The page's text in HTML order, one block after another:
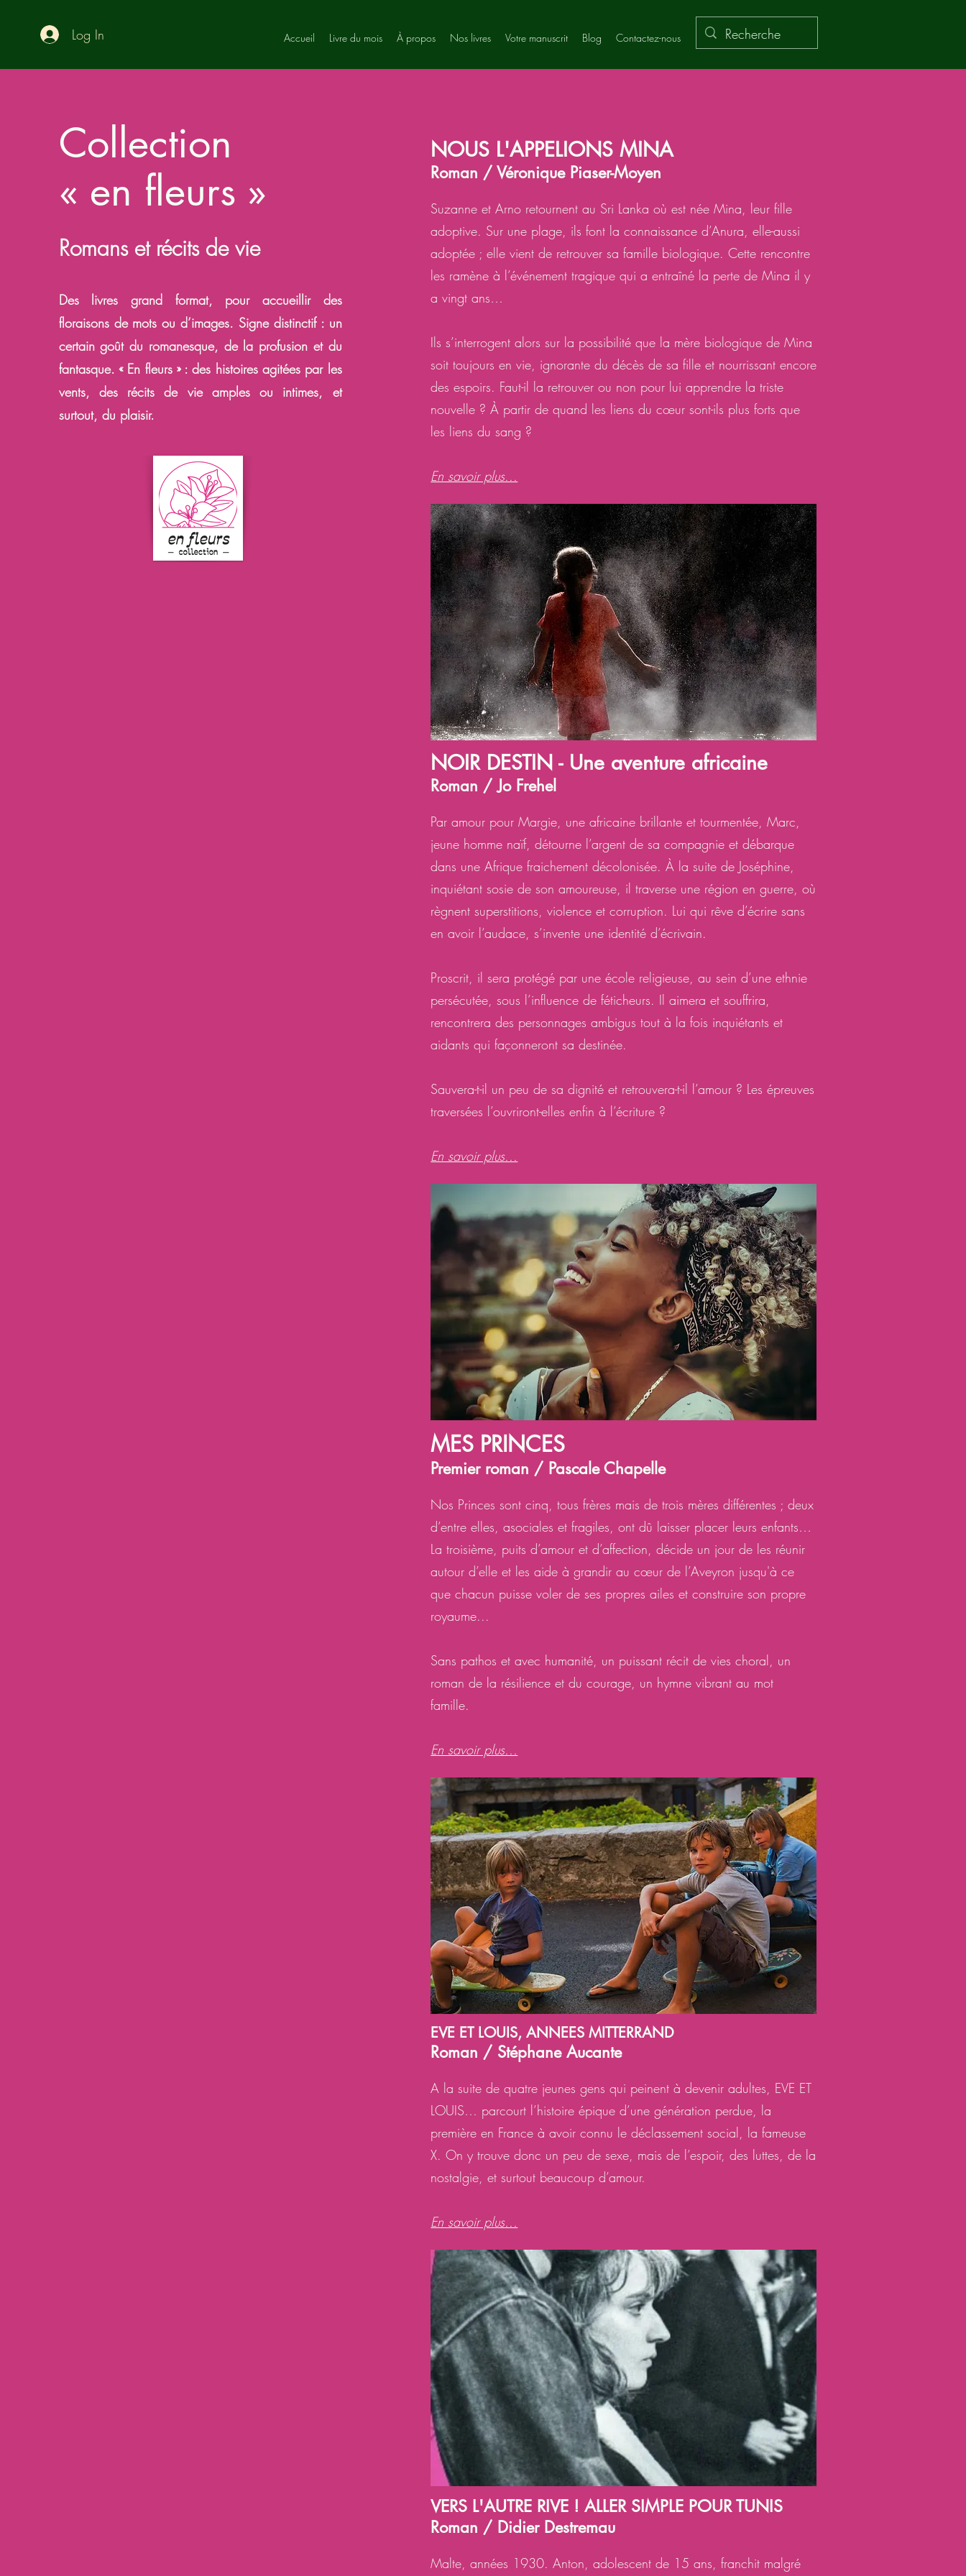
Log In Accueil Livre du mois À propos Nos livres Votre manuscrit Blog Contactez-nous Partager
Collection
« en fleurs »
Romans et récits de vie
Des livres grand format, pour accueillir des
floraisons de mots ou d’images. Signe distinctif : un
certain goût du romanesque, de la profusion et du
fantasque. « En fleurs » : des histoires agitées par les
vents, des récits de vie amples ou intimes, et
surtout, du plaisir.
NOUS L'APPELIONS MINA
Roman / Véronique Piaser-Moyen
Suzanne et Arno retournent au Sri Lanka où est née Mina, leur fille
adoptive. Sur une plage, ils font la connaissance d’Anura, elle-aussi
adoptée ; elle vient de retrouver sa famille biologique. Cette rencontre
les ramène à l’événement tragique qui a entraîné la perte de Mina il y
a vingt ans…
Ils s’interrogent alors sur la possibilité que la mère biologique de Mina
soit toujours en vie, ignorante du décès de sa fille et nourrissant encore
des espoirs. Faut-il la retrouver ou non pour lui apprendre la triste
nouvelle ? À partir de quand les liens du cœur sont-ils plus forts que
les liens du sang ?
En savoir plus...
NOIR DESTIN - Une aventure africaine
Roman / Jo Frehel
Par amour pour Margie, une africaine brillante et tourmentée, Marc,
jeune homme naïf, détourne l’argent de sa compagnie et débarque
dans une Afrique fraichement décolonisée. À la suite de Joséphine,
inquiétant sosie de son amoureuse, il traverse une région en guerre, où
règnent superstitions, violence et corruption. Lui qui rêve d’écrire sans
en avoir l’audace, s’invente une identité d’écrivain.
Proscrit, il sera protégé par une école religieuse, au sein d’une ethnie
persécutée, sous l’influence de féticheurs. Il aimera et souffrira,
rencontrera des personnages ambigus tout à la fois inquiétants et
aidants qui façonneront sa destinée.
Sauvera-t-il un peu de sa dignité et retrouvera-t-il l’amour ? Les épreuves
traversées l’ouvriront-elles enfin à l’écriture ?
En savoir plus...
MES PRINCES
Premier roman / Pascale Chapelle
Nos Princes sont cinq, tous frères mais de trois mères différentes ; deux
d’entre elles, asociales et fragiles, ont dû laisser placer leurs enfants…
La troisième, puits d’amour et d’affection, décide un jour de les réunir
autour d’elle et les aide à grandir au cœur de l’Aveyron jusqu'à ce
que chacun puisse voler de ses propres ailes et construire son propre
royaume...
Sans pathos et avec humanité, un puissant récit de vies choral, un
roman de la résilience et du courage, un hymne vibrant au mot
famille.
En savoir plus...
EVE ET LOUIS, ANNEES MITTERRAND
Roman / Stéphane Aucante
A la suite de quatre jeunes gens qui peinent à devenir adultes, EVE ET
LOUIS… parcourt l’histoire épique d’une génération perdue, la
première en France à avoir connu le déclassement social, la fameuse
X. On y trouve donc un peu de sexe, mais de l’espoir, des luttes, de la
nostalgie, et surtout beaucoup d’amour.
En savoir plus...
VERS L'AUTRE RIVE ! ALLER SIMPLE POUR TUNIS
Roman / Didier Destremau
Malte, années 1930. Anton, adolescent de 15 ans, franchit malgré